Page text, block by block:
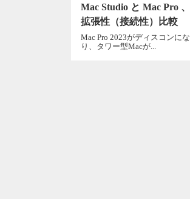
Mac Studio と Mac Pro 、
拡張性（接続性）比較
Mac Pro 2023がディスコンにな
り、タワー型Macが...